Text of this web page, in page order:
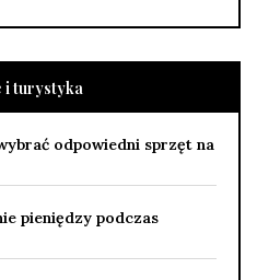
i turystyka
odpowiedni sprzęt na
pieniędzy podczas